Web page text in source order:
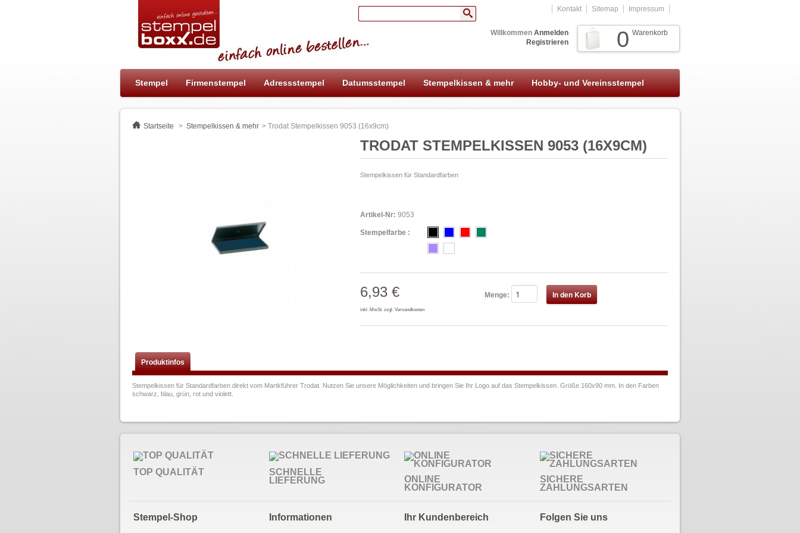
Kontakt Sitemap Impressum
0 Warenkorb
Willkommen Anmelden
Registrieren
Stempel Firmenstempel Adressstempel Datumsstempel Stempelkissen & mehr Hobby- und Vereinsstempel
Startseite > Stempelkissen & mehr > Trodat Stempelkissen 9053 (16x9cm)
TRODAT STEMPELKISSEN 9053 (16X9CM)
Stempelkissen für Standardfarben
Artikel-Nr: 9053
Stempelfarbe :
6,93 €
inkl. MwSt. zzgl. Versandkosten
Menge:
Produktinfos
Stempelkissen für Standardfarben direkt vom Martkführer Trodat. Nutzen Sie unsere Möglichkeiten und bringen Sie Ihr Logo auf das Stempelkissen. Größe 160x90 mm. In den Farben
schwarz, blau, grün, rot und violett.
TOP QUALITÄT
SCHNELLE
LIEFERUNG
ONLINE
KONFIGURATOR
SICHERE
ZAHLUNGSARTEN
Stempel-Shop Informationen Ihr Kundenbereich Folgen Sie uns